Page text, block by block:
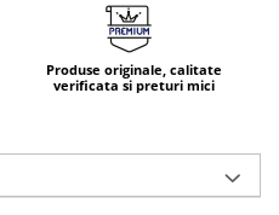
Produse originale, calitate
verificata si preturi mici